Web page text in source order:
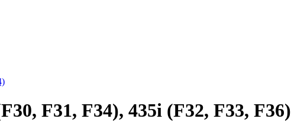
F31, F34), 435i (F32, F33, F36)